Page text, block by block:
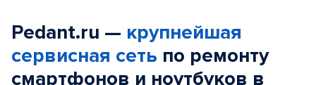
Pedant.ru — крупнейшая
сервисная сеть по ремонту
смартфонов и ноутбуков в